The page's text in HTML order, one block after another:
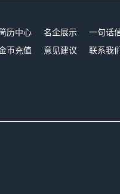
历中心 名企展示 一句话
币充值 意见建议 联系我们